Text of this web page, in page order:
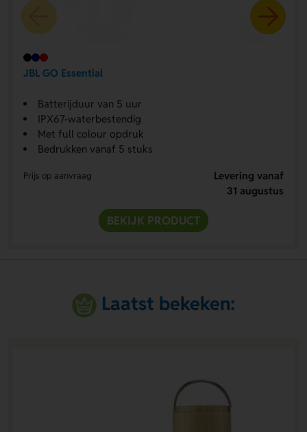
JBL GO Essential
Batterijduur van 5 uur
IPX67-waterbestendig
Met full colour opdruk
Bedrukken vanaf 5 stuks
Prijs op aanvraag
Levering vanaf
31 augustus
BEKIJK PRODUCT
Laatst bekeken: